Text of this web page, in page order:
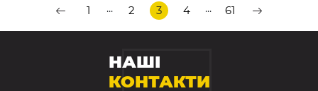
1 ... 2 3 4 ... 61
НАШІ
КОНТАКТИ